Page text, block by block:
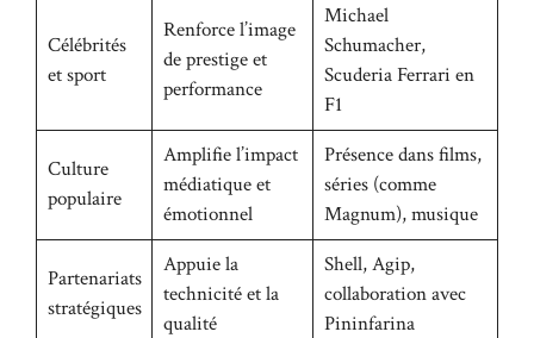
Célébrités
et sport
Renforce l’image
de prestige et
performance
Michael
Schumacher,
Scuderia Ferrari en
F1
Culture
populaire
Amplifie l’impact
médiatique et
émotionnel
Présence dans films,
séries (comme
Magnum), musique
Partenariats
stratégiques
Appuie la
technicité et la
qualité
Shell, Agip,
collaboration avec
Pininfarina